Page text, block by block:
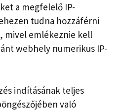
a megfelelő IP-
tudna hozzáférni
mivel emlékeznie kell
webhely numerikus IP-
indításának teljes
való